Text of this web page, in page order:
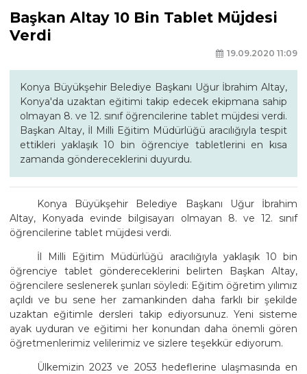
Başkan Altay 10 Bin Tablet Müjdesi
Verdi
19.09.2020 11:09
Konya Büyükşehir Belediye Başkanı Uğur İbrahim Altay,
Konya'da uzaktan eğitimi takip edecek ekipmana sahip
olmayan 8. ve 12. sınıf öğrencilerine tablet müjdesi verdi.
Başkan Altay, İl Milli Eğitim Müdürlüğü aracılığıyla tespit
ettikleri yaklaşık 10 bin öğrenciye tabletlerini en kısa
zamanda göndereceklerini duyurdu.
Konya Büyükşehir Belediye Başkanı Uğur İbrahim
Altay, Konyada evinde bilgisayarı olmayan 8. ve 12. sınıf
öğrencilerine tablet müjdesi verdi.
İl Milli Eğitim Müdürlüğü aracılığıyla yaklaşık 10 bin
öğrenciye tablet göndereceklerini belirten Başkan Altay,
öğrencilere seslenerek şunları söyledi: Eğitim öğretim yılımız
açıldı ve bu sene her zamankinden daha farklı bir şekilde
uzaktan eğitimle dersleri takip ediyorsunuz. Yeni sisteme
ayak uyduran ve eğitimi her konundan daha önemli gören
öğretmenlerimiz velilerimiz ve sizlere teşekkür ediyorum.
Ülkemizin 2023 ve 2053 hedeflerine ulaşmasında en